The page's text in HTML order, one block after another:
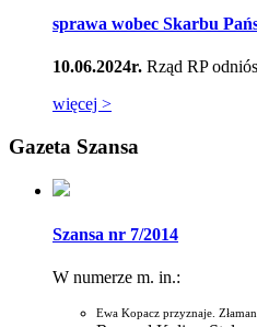
sprawa wobec Skarbu
10.06.2024r. Rząd RP
więcej >
Gazeta Szansa
Szansa nr 7/2014
W numerze m. in.:
Ewa Kopacz przyznaje.